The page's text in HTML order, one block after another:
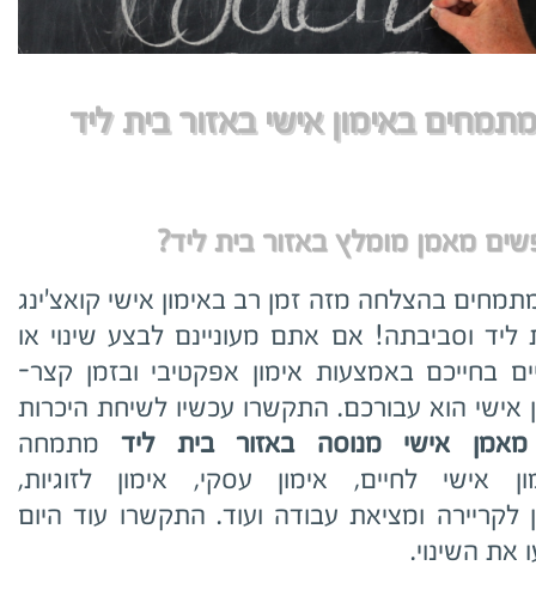
באימון אישי באזור בית ליד
מאמן מומלץ באזור בית ליד?
בהצלחה מזה זמן רב באימון אישי קואצ'ינג
ליד וסביבתה! אם אתם מעוניינם לבצע שינוי או
בחייכם באמצעות אימון אפקטיבי ובזמן קצר-
אישי הוא עבורכם. התקשרו עכשיו לשיחת היכרות
מאמן אישי מנוסה באזור בית לידמתמחה
אישי לחיים, אימון עסקי, אימון לזוגיות,
לקריירה ומציאת עבודה ועוד. התקשרו עוד היום
את השינוי.